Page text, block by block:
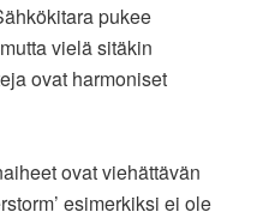
pukee
vielä sitäkin
ovat harmoniset
ovat viehättävän
esimerkiksi ei ole